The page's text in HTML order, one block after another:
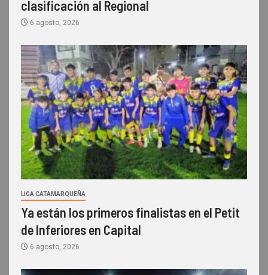
clasificación al Regional
6 agosto, 2026
LIGA CATAMARQUEÑA
Ya están los primeros finalistas en el Petit
de Inferiores en Capital
6 agosto, 2026